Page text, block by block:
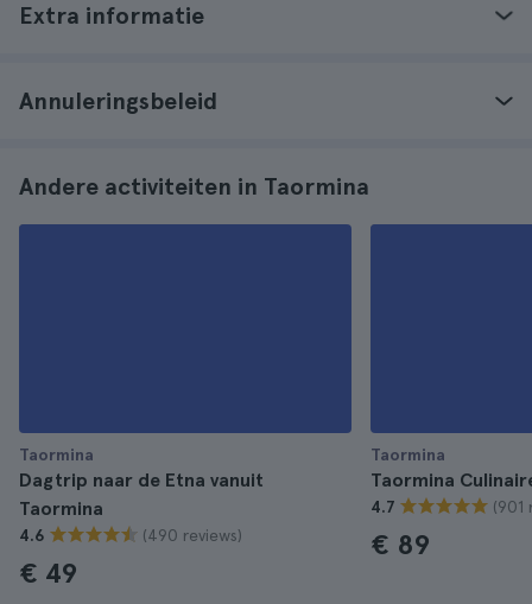
Extra informatie
Annuleringsbeleid
Andere activiteiten in Taormina
Taormina
Dagtrip naar de Etna vanuit
Taormina
4.6 (490 reviews)
€ 49
Taormina
Taormina
4.7 (901
€ 89